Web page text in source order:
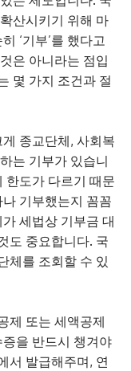
산시키기 위해 마
‘기부’를 했다고
은 아니라는 점입
몇 가지 조건과 절
종교단체, 사회복
는 기부가 있습니
한도가 다르기 때문
기부했는지 꼼꼼
세법상 기부금 대
도 중요합니다. 국
체를 조회할 수 있
제 또는 세액공제
을 반드시 챙겨야
서 발급해주며, 연